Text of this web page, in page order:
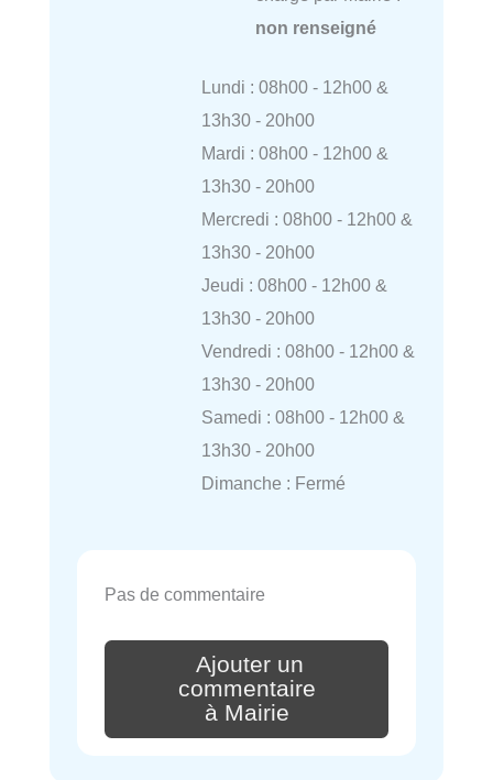
non renseigné
Lundi : 08h00 - 12h00 &
13h30 - 20h00
Mardi : 08h00 - 12h00 &
13h30 - 20h00
Mercredi : 08h00 - 12h00 &
13h30 - 20h00
Jeudi : 08h00 - 12h00 &
13h30 - 20h00
Vendredi : 08h00 - 12h00 &
13h30 - 20h00
Samedi : 08h00 - 12h00 &
13h30 - 20h00
Dimanche : Fermé
Pas de commentaire
Ajouter un
commentaire
à Mairie